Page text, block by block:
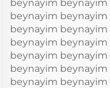
beynayim
beynayim
beynayim
beynayim
beynayim
beynayim
beynayim